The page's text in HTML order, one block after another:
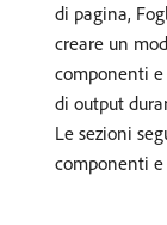
di pagina,
creare un
componenti
di output
Le sezioni
componenti e